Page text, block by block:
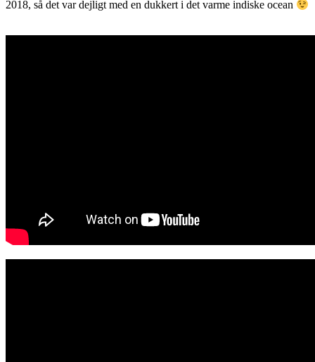
2018, så det var dejligt med en dukkert i det varme indiske ocean